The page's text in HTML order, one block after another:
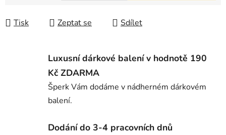
Tisk Zeptat se Sdílet
Luxusní dárkové balení v hodnotě 190
Kč ZDARMA
Šperk Vám dodáme v nádherném dárkovém
balení.
Dodání do 3-4 pracovních dnů